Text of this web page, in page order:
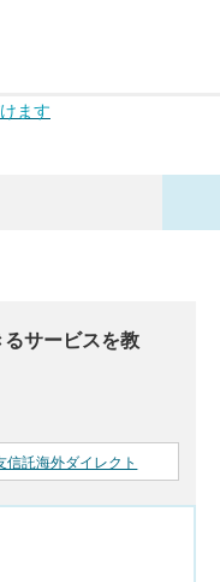
ます
サービスを教
信託海外ダイレクト